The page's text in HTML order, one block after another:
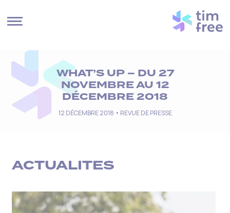
WHAT’S UP – DU 27
NOVEMBRE AU 12
DÉCEMBRE 2018
12 DÉCEMBRE 2018 • REVUE DE PRESSE
ACTUALITES